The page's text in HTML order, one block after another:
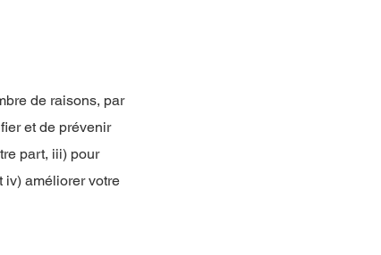
de raisons, par
et de prévenir
part, iii) pour
iv) améliorer votre